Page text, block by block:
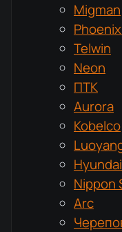
Migman
Telwin
Neon
ПТК
Aurora
Kobelco
Nippon
Arc